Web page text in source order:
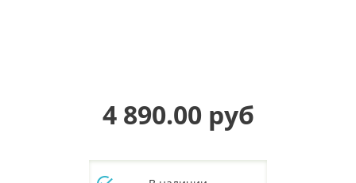
4 890.00 руб